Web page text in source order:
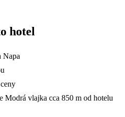
hotel
Napa
Modrá vlajka cca 850 m od hotelu